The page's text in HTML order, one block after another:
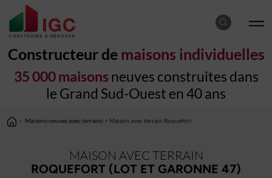
Constructeur de maisons individuelles
35 000 maisons neuves construites dans
le Grand Sud-Ouest en 40 ans
> Maisons neuves avec terrains > Maison avec terrain Roquefort
MAISON AVEC TERRAIN
ROQUEFORT (LOT ET GARONNE 47)